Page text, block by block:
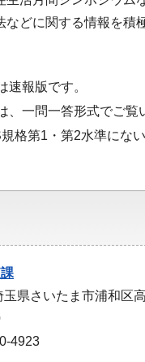
どに関する情報を積
速報版です。
、一問一答形式でご
格第1・第2水準にな
県さいたま市浦和区
4923